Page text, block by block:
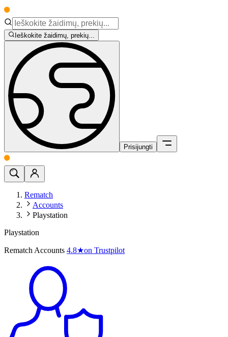
Ieškokite žaidimų, prekių...
Prisijungti
Rematch
Accounts
Playstation
Playstation
Rematch Accounts 4.8★on Trustpilot